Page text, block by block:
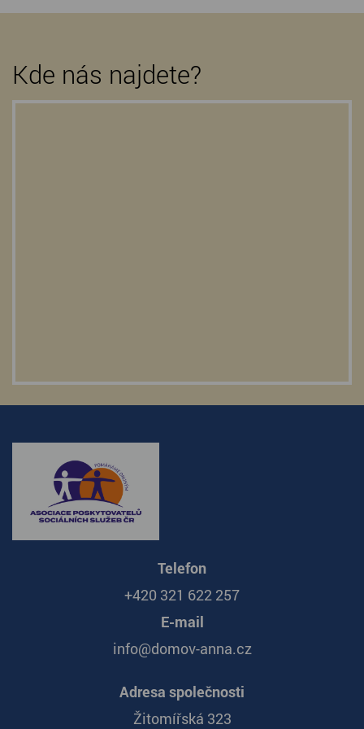
Kde nás najdete?
Telefon
+420 321 622 257
E-mail
info@domov-anna.cz
Adresa společnosti
Žitomířská 323